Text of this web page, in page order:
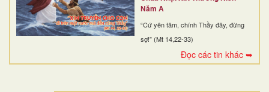
Năm A
“Cứ yên tâm, chính Thầy đây, đừng
sợ!” (Mt 14,22-33)
Đọc các tin khác ➥
ĐOÀN THỂ CG
ĐIỂM HÀNH HƯƠNG